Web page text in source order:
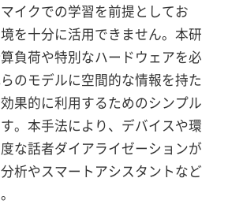
イクでの学習を前提としてお
を十分に活用できません。本研
負荷や特別なハードウェアを必
のモデルに空間的な情報を持た
果的に利用するためのシンプル
。本手法により、デバイスや環
な話者ダイアライゼーションが
析やスマートアシスタントなど